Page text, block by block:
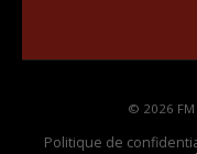
© 2026
Politique de